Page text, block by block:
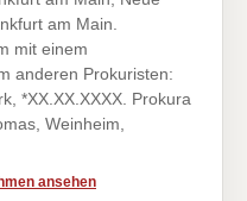
am Main.
mit einem
anderen Prokuristen:
*XX.XX.XXXX. Prokura
Weinheim,
ansehen